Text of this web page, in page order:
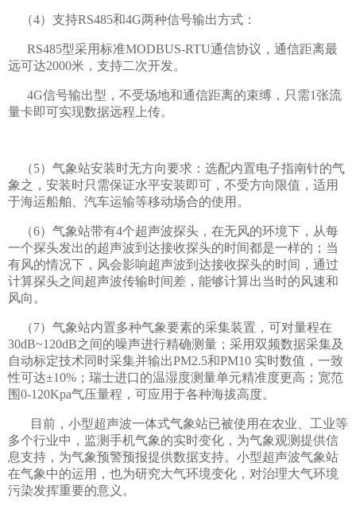
（4）支持RS485和4G两种信号输出方式：
RS485型采用标准MODBUS-RTU通信协议，通信距离最
远可达2000米，支持二次开发。
4G信号输出型，不受场地和通信距离的束缚，只需1张流
量卡即可实现数据远程上传。
（5）气象站安装时无方向要求：选配内置电子指南针的气
象之，安装时只需保证水平安装即可，不受方向限值，适用
于海运船舶、汽车运输等移动场合的使用。
（6）气象站带有4个超声波探头，在无风的环境下，从每
一个探头发出的超声波到达接收探头的时间都是一样的；当
有风的情况下，风会影响超声波到达接收探头的时间，通过
计算探头之间超声波传输时间差，能够计算出当时的风速和
风向。
（7）气象站内置多种气象要素的采集装置，可对量程在
30dB~120dB之间的噪声进行精确测量；采用双频数据采集及
自动标定技术同时采集并输出PM2.5和PM10 实时数值，一致
性可达±10%；瑞士进口的温湿度测量单元精准度更高；宽范
围0-120Kpa气压量程，可应用于各种海拔高度。
目前，小型超声波一体式气象站已被使用在农业、工业等
多个行业中，监测手机气象的实时变化，为气象观测提供信
息支持，为气象预警预报提供数据支持。小型超声波气象站
在气象中的运用，也为研究大气环境变化，对治理大气环境
污染发挥重要的意义。